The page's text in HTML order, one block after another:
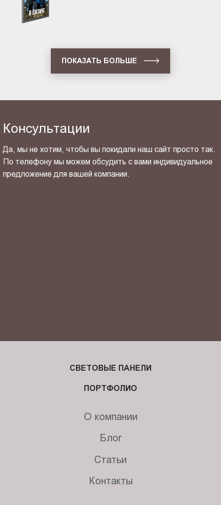
ПОКАЗАТЬ БОЛЬШЕ
Консультации
Да, мы не хотим, чтобы вы покидали наш сайт просто так.
По телефону мы можем обсудить с вами индивидуальное
предложение для вашей компании.
ОТПРАВИТЬ СВОЙ КОНТАКТ
СВЕТОВЫЕ ПАНЕЛИ
ПОРТФОЛИО
О компании
Блог
Статьи
Контакты